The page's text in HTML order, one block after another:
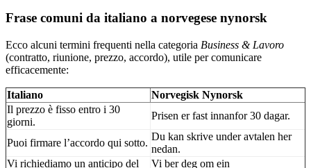
Frase comuni da italiano a norvegese nynorsk
Ecco alcuni termini frequenti nella categoria Business & Lavoro
(contratto, riunione, prezzo, accordo), utile per comunicare
efficacemente:
Italiano
Norvegisk Nynorsk
Il prezzo è fisso entro i 30
giorni.
Prisen er fast innanfor 30 dagar.
Puoi firmare l’accordo qui sotto.
Du kan skrive under avtalen her
nedan.
Vi richiediamo un anticipo del
Vi ber deg om ein